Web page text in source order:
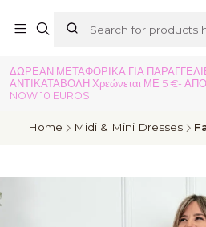
ΔΩΡΕΑΝ ΜΕΤΑΦΟΡΙΚΑ ΓΙΑ
ΑΝΤΙΚΑΤΑΒΟΛΗ Χρεώνεται ΜΕ 5 €-
NOW 10 EUROS
Home Midi & Mini Dresses